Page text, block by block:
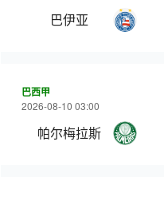
巴伊亚
巴西甲
2026-08-10 03:00
帕尔梅拉斯